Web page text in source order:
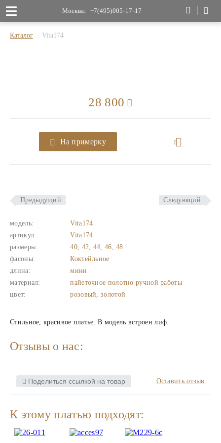
Москва: +7(495)005-17-17
Каталог Vita174
28 800
На примерку
Предыдущий Следующий
модель:
Vita174
артикул:
Vita174
размеры:
40, 42, 44, 46, 48
фасоны:
Коктейльное
длина:
мини
материал:
пайеточное полотно ручной работы
цвет:
розовый, золотой
Стильное, красивое платье. В модель встроен лиф.
Отзывы о нас:
Поделиться ссылкой на товар Оставить отзыв
К этому платью подходят: